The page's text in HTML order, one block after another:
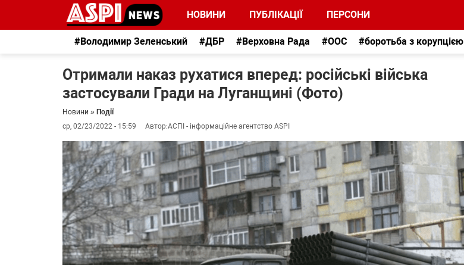
НОВИНИ ПУБЛІКАЦІЇ ПЕРСОНИ
#Володимир Зеленський #ДБР #Верховна Рада #ООС #боротьба з корупцією
Отримали наказ рухатися вперед: російські війська
застосували Гради на Луганщині (Фото)
Новини » Події
ср, 02/23/2022 - 15:59
Автор:АСПІ - інформаційне агентство ASPI